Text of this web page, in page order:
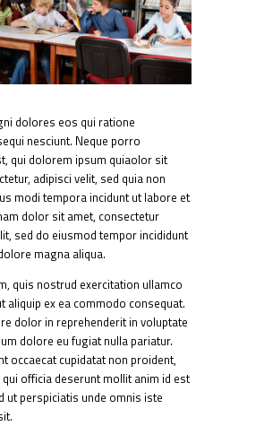
dolores eos qui ratione
nesciunt. Neque porro
qui dolorem ipsum quiaolor sit
adipisci velit, sed quia non
modi tempora incidunt ut labore et
dolor sit amet, consectetur
sed do eiusmod tempor incididunt
magna aliqua.
quis nostrud exercitation ullamco
aliquip ex ea commodo consequat.
dolor in reprehenderit in voluptate
dolore eu fugiat nulla pariatur.
occaecat cupidatat non proident,
qui officia deserunt mollit anim id est
ut perspiciatis unde omnis iste